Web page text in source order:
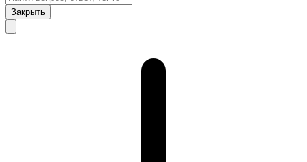
Закрыть